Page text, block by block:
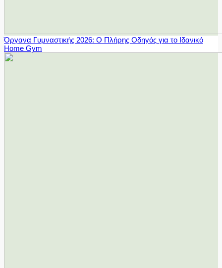
Όργανα Γυμναστικής 2026: Ο Πλήρης Οδηγός για το Ιδανικό
Home Gym